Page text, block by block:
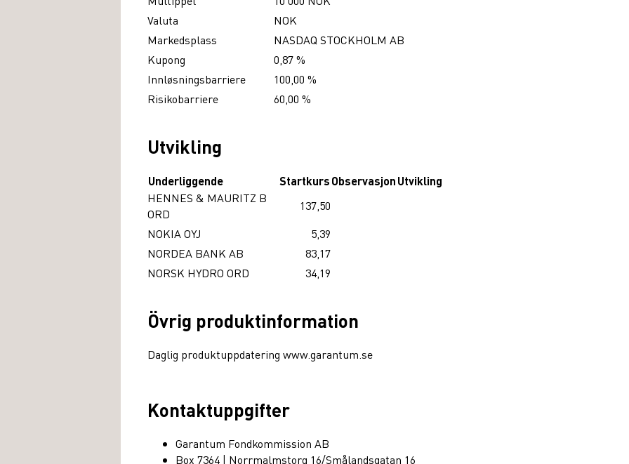
Valuta
NOK
Markedsplass
NASDAQ STOCKHOLM AB
Kupong
0,87 %
Innløsningsbarriere
100,00 %
Risikobarriere
60,00 %
Utvikling
Underliggende StartkursObservasjonUtvikling
HENNES & MAURITZ B
ORD
137,50
NOKIA OYJ
5,39
NORDEA BANK AB
83,17
NORSK HYDRO ORD
34,19
Övrig produktinformation
Daglig produktuppdatering www.garantum.se
Kontaktuppgifter
Garantum Fondkommission AB
Box 7364 | Norrmalmstorg 16/Smålandsgatan 16